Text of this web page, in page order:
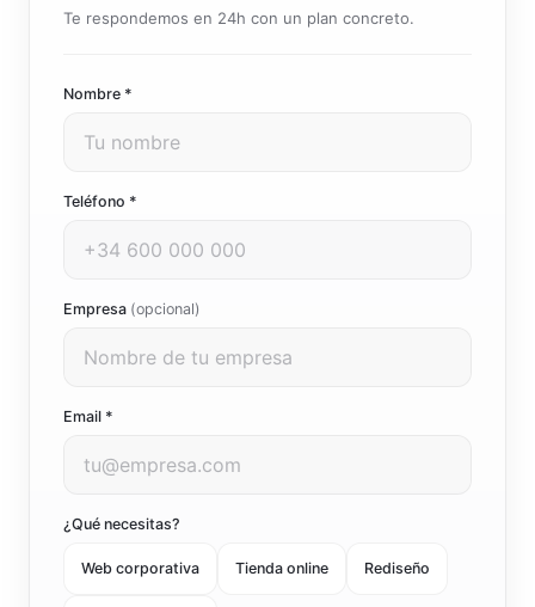
Te respondemos en 24h con un plan concreto.
Nombre *
Teléfono *
Empresa (opcional)
Email *
¿Qué necesitas?
Web corporativa Tienda online Rediseño